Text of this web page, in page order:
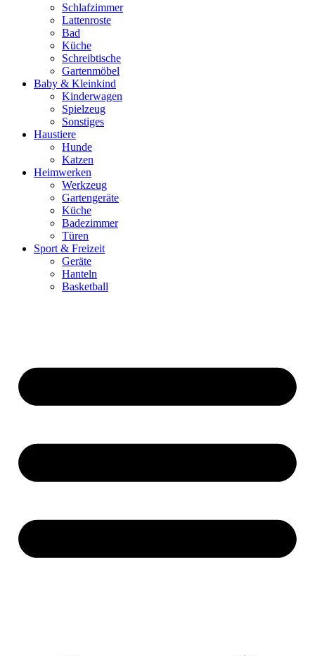
Schlafzimmer
Lattenroste
Bad
Küche
Schreibtische
Gartenmöbel
Baby & Kleinkind
Kinderwagen
Spielzeug
Sonstiges
Haustiere
Hunde
Katzen
Heimwerken
Werkzeug
Gartengeräte
Küche
Badezimmer
Türen
Sport & Freizeit
Geräte
Hanteln
Basketball